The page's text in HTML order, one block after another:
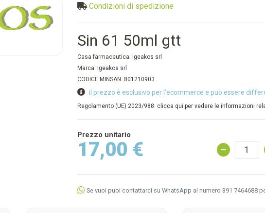
Condizioni di spedizione
Sin 61 50ml gtt
Casa farmaceutica: Igeakos srl
Marca: Igeakos srl
CODICE MINSAN: 801210903
il prezzo è esclusivo per l'ecommerce e può essere
Regolamento (UE) 2023/988: clicca qui per vedere le informazioni
Prezzo unitario
17,00 €
Se vuoi puoi contattarci su WhatsApp al numero 391 7464688